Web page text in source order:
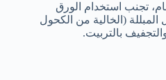
تجنب استخدام الورق
المبللة (الخالية من الكحول
بالتربيت.